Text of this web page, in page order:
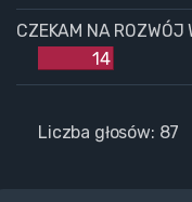
CZEKAM NA ROZWÓJ
14
Liczba głosów: 87